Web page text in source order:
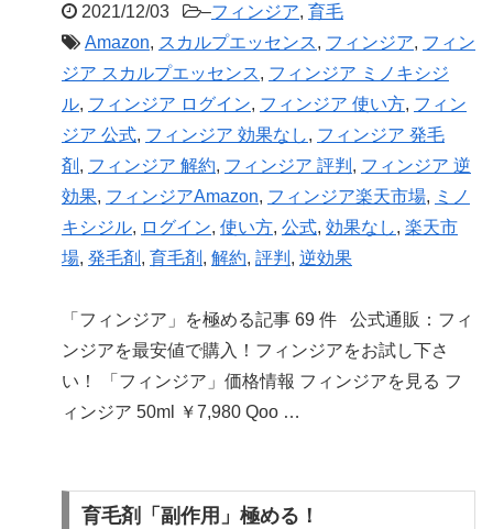
2021/12/03 –フィンジア, 育毛
Amazon, スカルプエッセンス, フィンジア, フィン
ジア スカルプエッセンス, フィンジア ミノキシジ
ル, フィンジア ログイン, フィンジア 使い方, フィン
ジア 公式, フィンジア 効果なし, フィンジア 発毛
剤 , フィンジア 解約, フィンジア 評判 , フィンジア 逆
効果, フィンジアAmazon, フィンジア楽天市場, ミノ
キシジル, ログイン, 使い方, 公式, 効果なし, 楽天市
場, 発毛剤 , 育毛剤 , 解約, 評判 , 逆効果
「フィンジア」を極める記事 69 件 公式通販：フィ
ンジアを最安値で購入！フィンジアをお試し下さ
い！ 「フィンジア」価格情報 フィンジアを見る フ
ィンジア 50ml ￥7,980 Qoo …
育毛剤「副作用」極める！